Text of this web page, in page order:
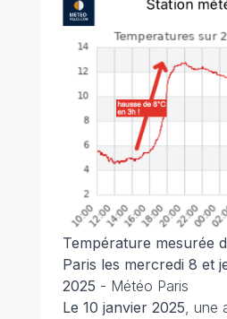
Température mesurée
Paris les mercredi 8 et
2025 - Météo Paris
Le 10 janvier 2025, une